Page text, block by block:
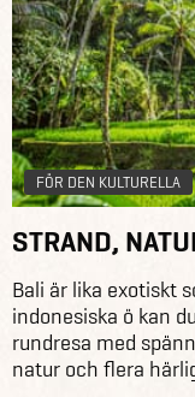
FÖR DEN KULTURELLA
STRAND,
Bali är lika exotiskt
indonesiska ö kan
rundresa med
natur och flera